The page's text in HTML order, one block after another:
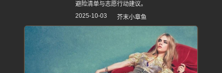
避险清单与志愿行动建议。
2025-10-03
芥末小章鱼